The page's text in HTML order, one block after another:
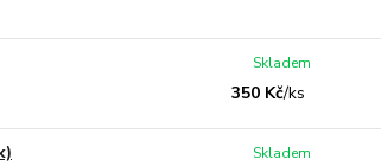
350 Kč/ks
Skladem
Skladem